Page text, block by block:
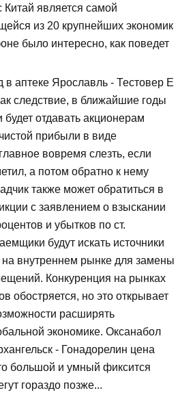
является самой
из 20 крупнейших экономик
было интересно, как поведет
аптеке Ярославль - Тестовер Е
следствие, в ближайшие годы
отдавать акционерам
прибыли в виде
вовремя слезть, если
а потом обратно к нему
также может обратиться в
с заявлением о взыскании
и убытков по ст.
будут искать источники
внутреннем рынке для замены
Конкуренция на рынках
обостряется, но это открывает
расширять
экономике. Оксанабол
- Гонадорелин цена
большой и умный фиксится
гораздо позже...